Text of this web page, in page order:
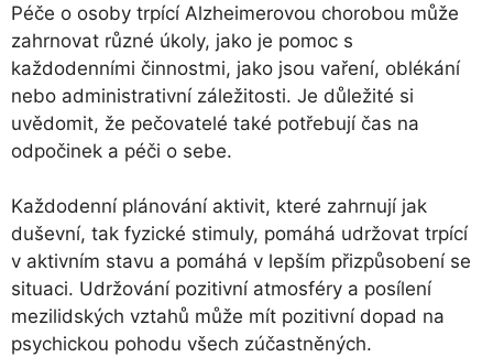
Péče o osoby trpící Alzheimerovou chorobou může
zahrnovat různé úkoly, jako je pomoc s
každodenními činnostmi, jako jsou vaření, oblékání
nebo administrativní záležitosti. Je důležité si
uvědomit, že pečovatelé také potřebují čas na
odpočinek a péči o sebe.
Každodenní plánování aktivit, které zahrnují jak
duševní, tak fyzické stimuly, pomáhá udržovat trpící
v aktivním stavu a pomáhá v lepším přizpůsobení se
situaci. Udržování pozitivní atmosféry a posílení
mezilidských vztahů může mít pozitivní dopad na
psychickou pohodu všech zúčastněných.